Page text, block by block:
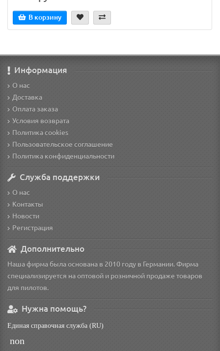
В корзину
Информация
О нас
Доставка
Оплата заказа
Условия возврата
Политика cookies
Пользовательское соглашение
Политика конфиденциальности
Служба поддержки
О нас
Контакты
Новости
Регистрация
Дополнительно
Наша фирма была основана в 2010 году в Германии. Фирма
специализируется на оптовой и розничной продаже товаров
для пилотов.
Нужна помощь?
Единая справочная служба (RU)
non